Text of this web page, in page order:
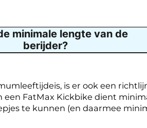
minimale lengte van de
berijder?
is er ook een
een FatMax Kickbike dient
te kunnen (en daarmee